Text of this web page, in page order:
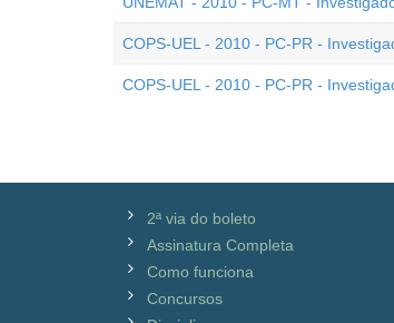
COPS-UEL - 2010 - PC-PR -
COPS-UEL - 2010 - PC-PR -
2ª via do boleto
Assinatura Completa
Como funciona
Concursos